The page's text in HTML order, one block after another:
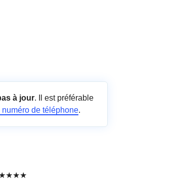
à jour. Il est préférable
numéro de téléphone.